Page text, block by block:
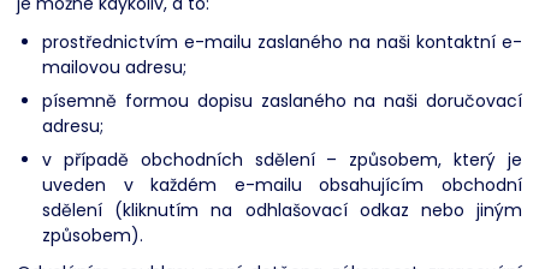
prostřednictvím e-mailu zaslaného na naši kontaktní e-
mailovou adresu;
písemně formou dopisu zaslaného na naši doručovací
adresu;
v případě obchodních sdělení – způsobem, který je
uveden v každém e-mailu obsahujícím obchodní
sdělení (kliknutím na odhlašovací odkaz nebo jiným
způsobem).